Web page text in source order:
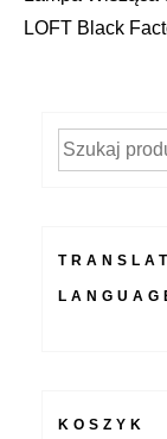
LOFT Black
Szukaj:
KOSZYK